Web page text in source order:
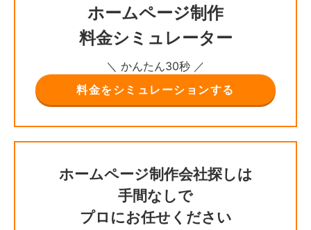
ホームページ制作
料金シミュレーター
＼ かんたん30秒 ／
料金をシミュレーションする
ホームページ制作会社探しは
手間なしで
プロにお任せください